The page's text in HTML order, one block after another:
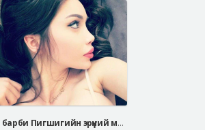
Амьд барби Пигшигийн эрүүний мэс заслын дараа